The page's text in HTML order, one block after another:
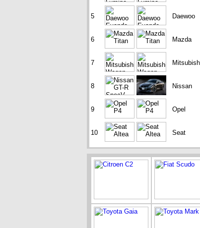
5 Daewoo
6 Mazda
7
8 Nissan
9 Opel
10 Seat